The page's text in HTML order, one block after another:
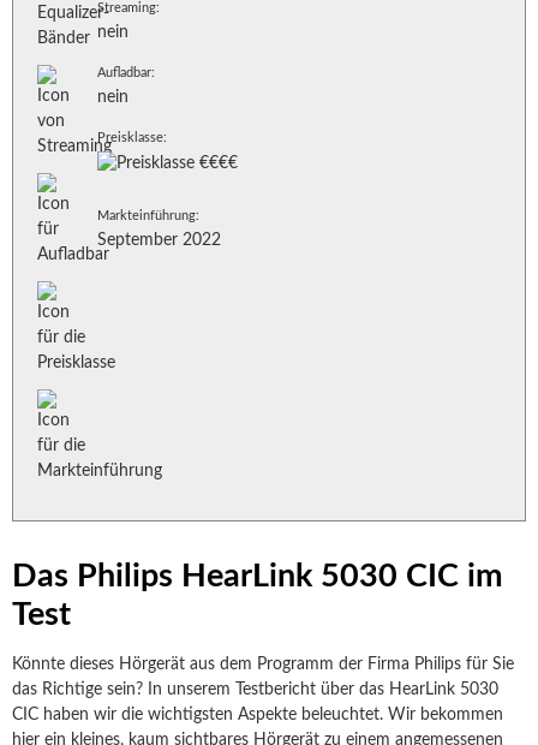
Das Philips HearLink 5030 CIC im
Test
Könnte dieses Hörgerät aus dem Programm der Firma Philips für Sie
das Richtige sein? In unserem Testbericht über das HearLink 5030
CIC haben wir die wichtigsten Aspekte beleuchtet. Wir bekommen
hier ein kleines, kaum sichtbares Hörgerät zu einem angemessenen
Streaming:
nein
Aufladbar:
nein
Preisklasse:
Markteinführung:
September 2022